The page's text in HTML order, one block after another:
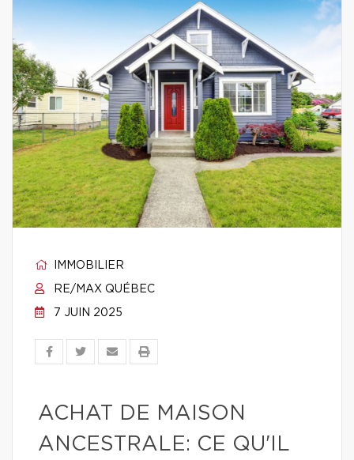
IMMOBILIER
RE/MAX QUÉBEC
7 JUIN 2025
ACHAT DE MAISON
ANCESTRALE: CE QU'IL